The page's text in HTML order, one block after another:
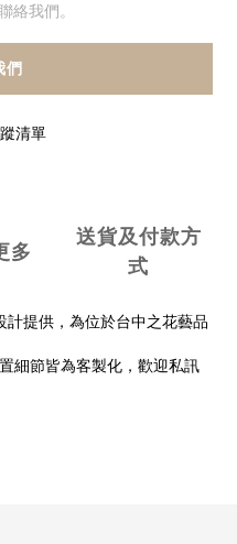
絡我們。
們
清單
多
送貨及付款方
式
提供，為位於台中之花藝品
細節皆為客製化，歡迎私訊